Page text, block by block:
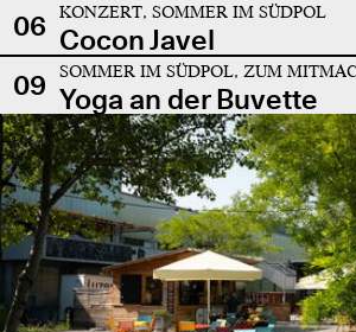
06 KONZERT, SOMMER IM SÜDPOL
Cocon Javel
09
SOMMER IM SÜDPOL, ZUM
Yoga an der Buvette